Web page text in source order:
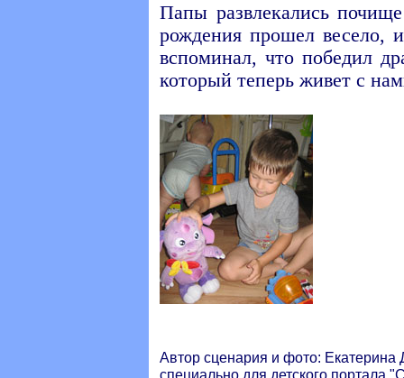
Папы развлекались
рождения прошел весело,
вспоминал, что победил
который теперь живет с
Автор сценария и фото: Екатерина
специально для детского портала